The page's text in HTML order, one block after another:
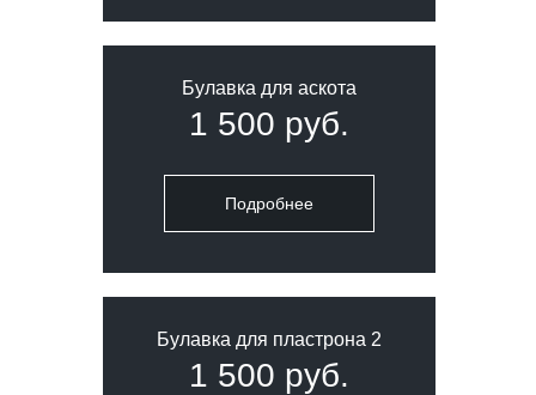
Булавка для аскота
1 500 руб.
Подробнее
Булавка для пластрона 2
1 500 руб.